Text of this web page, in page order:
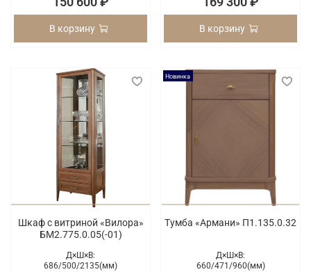
В корзину В корзину
Шкаф с витриной «Вилора»
БМ2.775.0.05(-01)
Д×Ш×В:
686/500/2135(мм)
Новинка
Тумба «Армани» П1.135.0.32
Д×Ш×В:
660/471/960(мм)